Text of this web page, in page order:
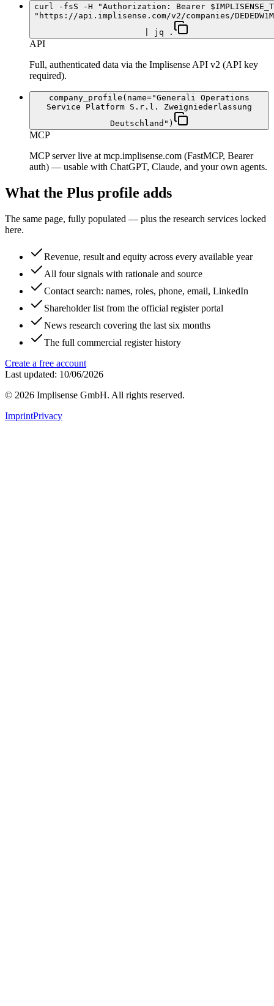
curl -fsS -H "Authorization: Bearer
"https://api.implisense.com/v2/companies/
| jq .
API
Full, authenticated data via the Implisense API v2 (API key
required).
company_profile(name="Generali Operations
Service Platform S.r.l. Zweigniederlassung
Deutschland")
MCP
MCP server live at mcp.implisense.com (FastMCP, Bearer
auth) — usable with ChatGPT, Claude, and your own agents.
What the Plus profile adds
The same page, fully populated — plus the research services locked
here.
Revenue, result and equity across every available year
All four signals with rationale and source
Contact search: names, roles, phone, email, LinkedIn
Shareholder list from the official register portal
News research covering the last six months
The full commercial register history
Create a free account
Last updated: 10/06/2026
© 2026 Implisense GmbH. All rights reserved.
ImprintPrivacy